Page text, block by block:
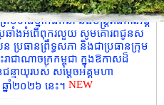
ឌិត ឱម យ៉ិនទៀង ទេសរដ្ឋមន្រ្តី
ទាំងថ្នាក់ដឹកនាំ និងមន្រ្ដីរាជការអង្គ
រឆាំងអំពើពុករលួយ សូមគោរពជូនស
ប្រធានព្រឹទ្ធសភា និងជាប្រធានក្រុម
រាជាណាចក្រកម្ពុជា ក្នុងឱកាសដ៏
ន្មាយុរបស់ សម្តេចអគ្គមហា
នាំ២០២៦ នេះ។ NEW